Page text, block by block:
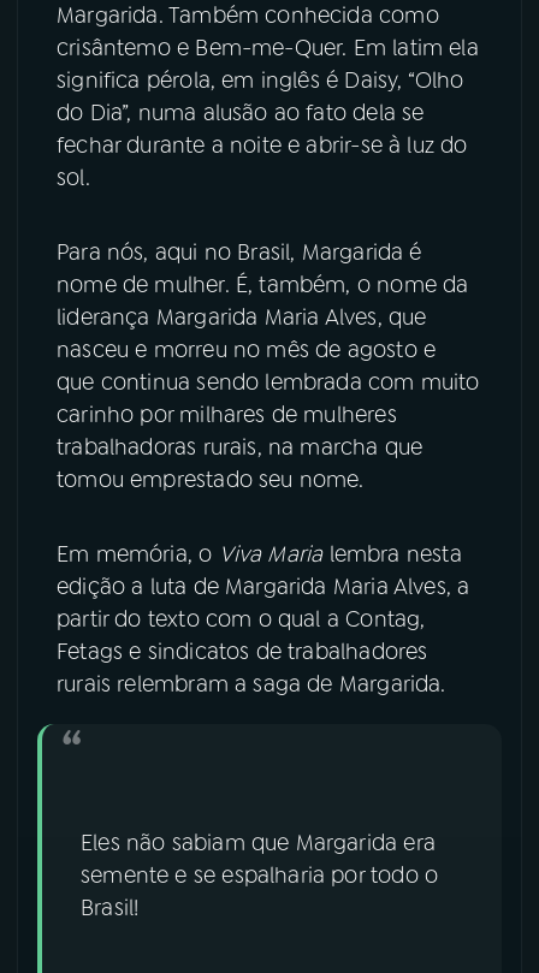
YouTube Facebook
Instagram X
Margarida. Também conhecida como
crisântemo e Bem-me-Quer. Em latim ela
significa pérola, em inglês é Daisy, “Olho
do Dia”, numa alusão ao fato dela se
fechar durante a noite e abrir-se à luz do
sol.
Para nós, aqui no Brasil, Margarida é
nome de mulher. É, também, o nome da
liderança Margarida Maria Alves, que
nasceu e morreu no mês de agosto e
que continua sendo lembrada com muito
carinho por milhares de mulheres
trabalhadoras rurais, na marcha que
tomou emprestado seu nome.
Em memória, o Viva Marialembra nesta
edição a luta de Margarida Maria Alves, a
partir do texto com o qual a Contag,
Fetags e sindicatos de trabalhadores
rurais relembram a saga de Margarida.
Eles não sabiam que Margarida era
semente e se espalharia por todo o
Brasil!